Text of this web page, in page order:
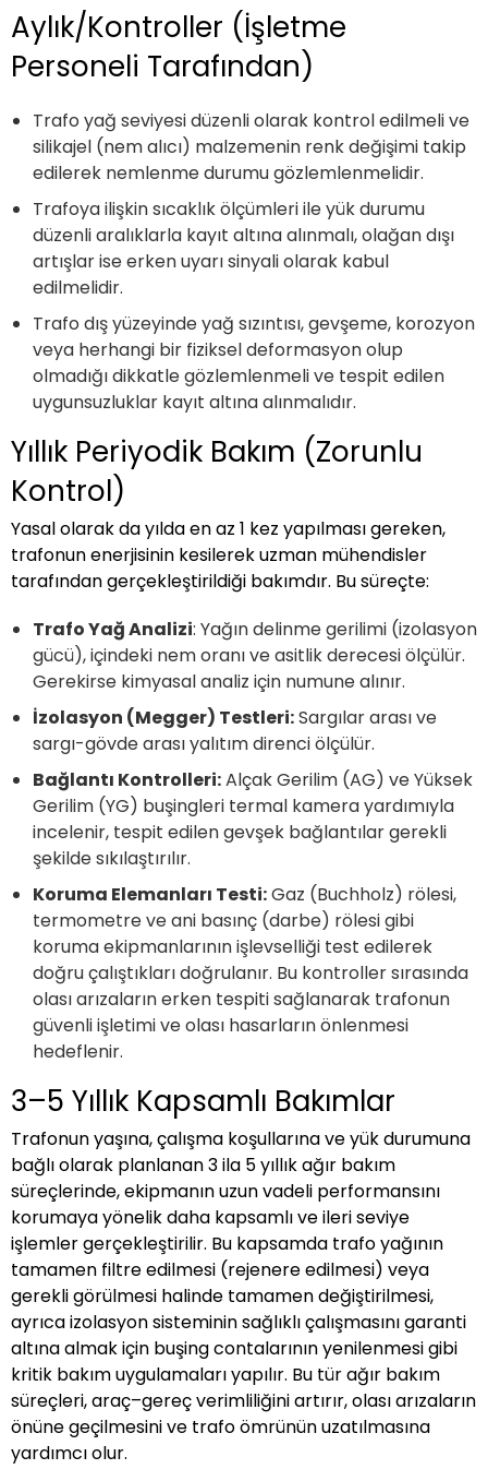
Aylık/Kontroller (İşletme
Personeli Tarafından)
Trafo yağ seviyesi düzenli olarak kontrol edilmeli ve
silikajel (nem alıcı) malzemenin renk değişimi takip
edilerek nemlenme durumu gözlemlenmelidir.
Trafoya ilişkin sıcaklık ölçümleri ile yük durumu
düzenli aralıklarla kayıt altına alınmalı, olağan dışı
artışlar ise erken uyarı sinyali olarak kabul
edilmelidir.
Trafo dış yüzeyinde yağ sızıntısı, gevşeme, korozyon
veya herhangi bir fiziksel deformasyon olup
olmadığı dikkatle gözlemlenmeli ve tespit edilen
uygunsuzluklar kayıt altına alınmalıdır.
Yıllık Periyodik Bakım (Zorunlu
Kontrol)
Yasal olarak da yılda en az 1 kez yapılması gereken,
trafonun enerjisinin kesilerek uzman mühendisler
tarafından gerçekleştirildiği bakımdır. Bu süreçte:
Trafo Yağ Analizi: Yağın delinme gerilimi (izolasyon
gücü), içindeki nem oranı ve asitlik derecesi ölçülür.
Gerekirse kimyasal analiz için numune alınır.
İzolasyon (Megger) Testleri:Sargılar arası ve
sargı-gövde arası yalıtım direnci ölçülür.
Bağlantı Kontrolleri:Alçak Gerilim (AG) ve Yüksek
Gerilim (YG) buşingleri termal kamera yardımıyla
incelenir, tespit edilen gevşek bağlantılar gerekli
şekilde sıkılaştırılır.
Koruma Elemanları Testi:Gaz (Buchholz) rölesi,
termometre ve ani basınç (darbe) rölesi gibi
koruma ekipmanlarının işlevselliği test edilerek
doğru çalıştıkları doğrulanır. Bu kontroller sırasında
olası arızaların erken tespiti sağlanarak trafonun
güvenli işletimi ve olası hasarların önlenmesi
hedeflenir.
3–5 Yıllık Kapsamlı Bakımlar
Trafonun yaşına, çalışma koşullarına ve yük durumuna
bağlı olarak planlanan 3 ila 5 yıllık ağır bakım
süreçlerinde, ekipmanın uzun vadeli performansını
korumaya yönelik daha kapsamlı ve ileri seviye
işlemler gerçekleştirilir. Bu kapsamda trafo yağının
tamamen filtre edilmesi (rejenere edilmesi) veya
gerekli görülmesi halinde tamamen değiştirilmesi,
ayrıca izolasyon sisteminin sağlıklı çalışmasını garanti
altına almak için buşing contalarının yenilenmesi gibi
kritik bakım uygulamaları yapılır. Bu tür ağır bakım
süreçleri, araç–gereç verimliliğini artırır, olası arızaların
önüne geçilmesini ve trafo ömrünün uzatılmasına
yardımcı olur.